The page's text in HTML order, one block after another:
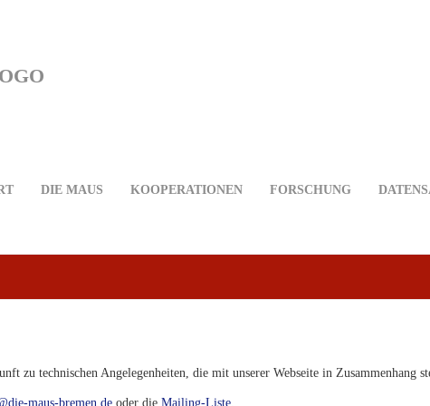
DIE MAUS KOOPERATIONEN FORSCHUNG
zu technischen Angelegenheiten, die mit unserer Webseite in Zusammenhang
maus-bremen.de oder die Mailing-Liste.